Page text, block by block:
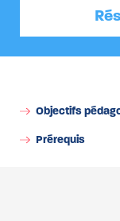
Objectifs
Prérequis